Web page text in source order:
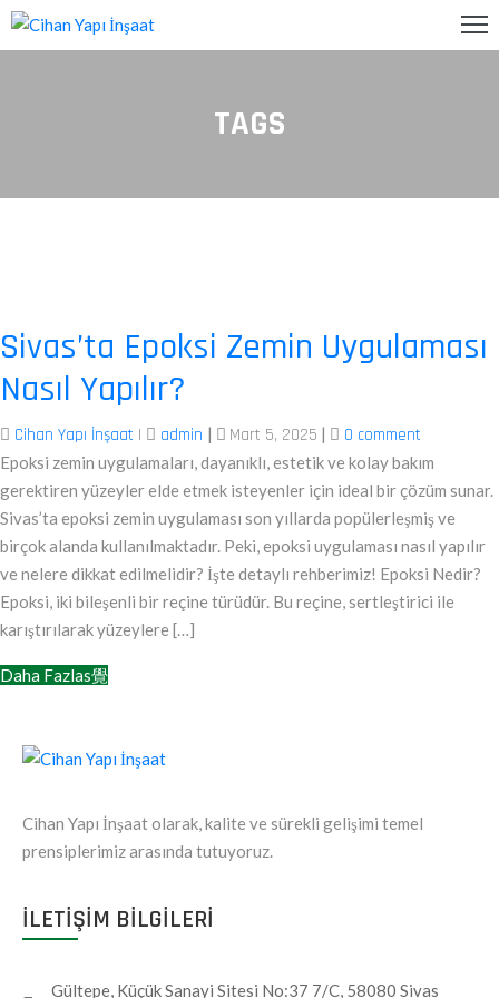
TAGS
Sivas’ta Epoksi Zemin Uygulaması
Nasıl Yapılır?
Cihan Yapı İnşaat | admin | Mart 5, 2025 | 0 comment
Epoksi zemin uygulamaları, dayanıklı, estetik ve kolay bakım
gerektiren yüzeyler elde etmek isteyenler için ideal bir çözüm sunar.
Sivas’ta epoksi zemin uygulaması son yıllarda popülerleşmiş ve
birçok alanda kullanılmaktadır. Peki, epoksi uygulaması nasıl yapılır
ve nelere dikkat edilmelidir? İşte detaylı rehberimiz! Epoksi Nedir?
Epoksi, iki bileşenli bir reçine türüdür. Bu reçine, sertleştirici ile
karıştırılarak yüzeylere […]
Daha Fazlas覺
Cihan Yapı İnşaat olarak, kalite ve sürekli gelişimi temel
prensiplerimiz arasında tutuyoruz.
ILETIŞIM BILGILERI
Gültepe, Küçük Sanayi Sitesi No:37 7/C, 58080 Sivas